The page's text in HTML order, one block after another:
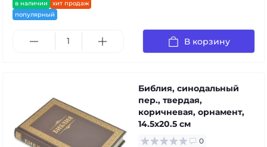
в наличии
хит продаж
популярный
В корзину
Библия, синодальный
пер., твердая,
коричневая, орнамент,
14.5x20.5 см
0